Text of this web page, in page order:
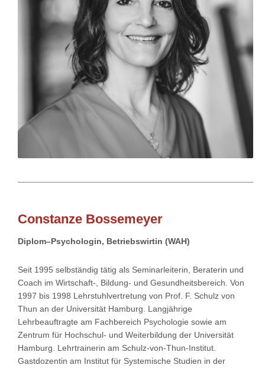
Constanze Bossemeyer
Diplom–Psychologin, Betriebswirtin (WAH)
Seit 1995 selbständig tätig als Seminarleiterin, Beraterin und
Coach im Wirtschaft-, Bildung- und Gesundheitsbereich. Von
1997 bis 1998 Lehrstuhlvertretung von Prof. F. Schulz von
Thun an der Universität Hamburg. Langjährige
Lehrbeauftragte am Fachbereich Psychologie sowie am
Zentrum für Hochschul- und Weiterbildung der Universität
Hamburg. Lehrtrainerin am Schulz-von-Thun-Institut.
Gastdozentin am Institut für Systemische Studien in der